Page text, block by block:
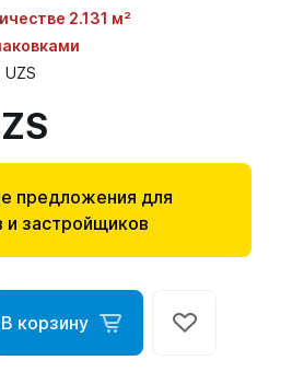
2.131 м²
предложения для
и застройщиков
В корзину